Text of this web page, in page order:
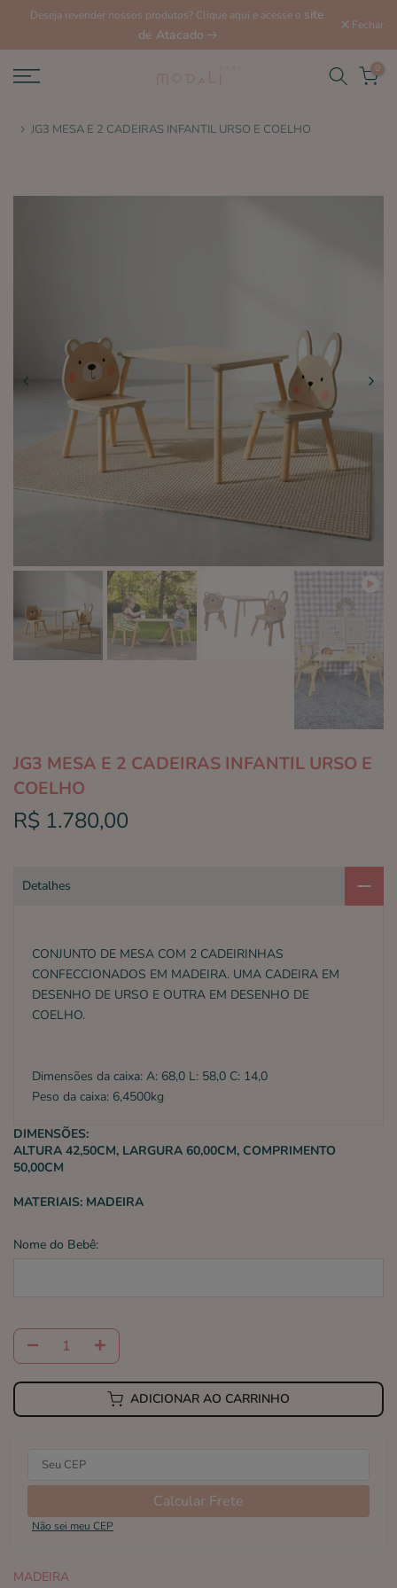
Deseja revender nossos produtos? Clique aqui e acesse o site
de Atacado
Fechar
0
JG3 MESA E 2 CADEIRAS INFANTIL URSO E COELHO
JG3 MESA E 2 CADEIRAS INFANTIL URSO E
COELHO
R$ 1.780,00
Detalhes
CONJUNTO DE MESA COM 2 CADEIRINHAS
CONFECCIONADOS EM MADEIRA. UMA CADEIRA EM
DESENHO DE URSO E OUTRA EM DESENHO DE
COELHO.
Dimensões da caixa: A: 68,0 L: 58,0 C: 14,0
Peso da caixa: 6,4500kg
DIMENSÕES:
ALTURA 42,50CM, LARGURA 60,00CM, COMPRIMENTO
50,00CM
MATERIAIS: MADEIRA
Nome do Bebê:
ADICIONAR AO CARRINHO
Calcular Frete
Não sei meu CEP
MADEIRA